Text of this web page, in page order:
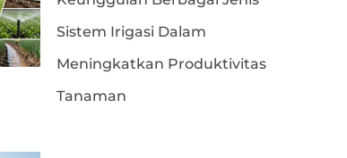
Sistem Irigasi Dalam
Meningkatkan Produktivitas
Tanaman